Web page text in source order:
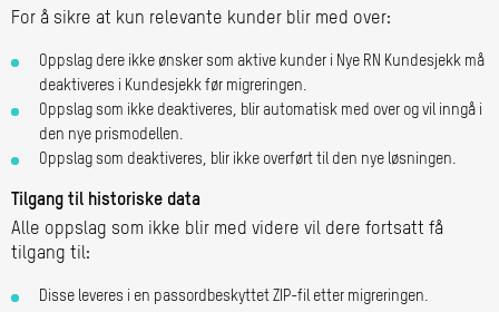
For å sikre at kun relevante kunder blir med over:
Oppslag dere ikke ønsker som aktive kunder i Nye RN Kundesjekk må
deaktiveres i Kundesjekk før migreringen.
Oppslag som ikke deaktiveres, blir automatisk med over og vil inngå i
den nye prismodellen.
Oppslag som deaktiveres, blir ikke overført til den nye løsningen.
Tilgang til historiske data
Alle oppslag som ikke blir med videre vil dere fortsatt få
tilgang til:
Disse leveres i en passordbeskyttet ZIP-fil etter migreringen.